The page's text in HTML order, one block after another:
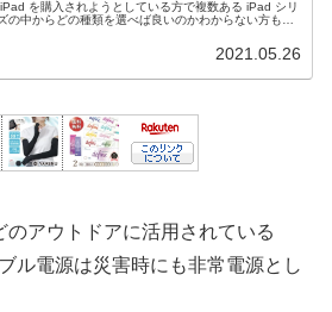
を購入されようとしている方で複数ある iPad シリ
の中からどの種類を選べば良いのかわからない方も多
を選べばいいかを解説しますので、購入時の参考にし
2021.05.26
のアウトドアに活用されている
ル電源は災害時にも非常電源とし